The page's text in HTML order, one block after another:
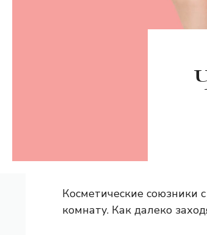
Косметические союзники
комнату. Как далеко